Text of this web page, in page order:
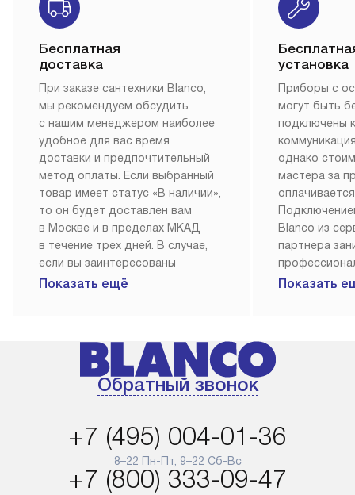
Бесплатная
доставка
При заказе сантехники Blanco,
мы рекомендуем обсудить
с нашим менеджером наиболее
удобное для вас время
доставки и предпочтительный
метод оплаты. Если выбранный
товар имеет статус «В наличии»,
то он будет доставлен вам
в Москве и в пределах МКАД
в течение трех дней. В случае,
если вы заинтересованы
в товаре, который доступен
менеджером на сайте. Товары
с особым лейблом
доставляются бесплатно
аксессуаров не предусмотрена.
Для доставки в другие регионы
мы используем услуги
Показать ещё
установка
Приборы с
могут быть
подключены
однако
мастера за
Blanco из
партнера
Наш сервис
возможные
Готовые
Показать
Обратный звонок
+7 (495) 004-01-36
8–22 Пн-Пт, 9–22 Сб-Вс
+7 (800) 333-09-47